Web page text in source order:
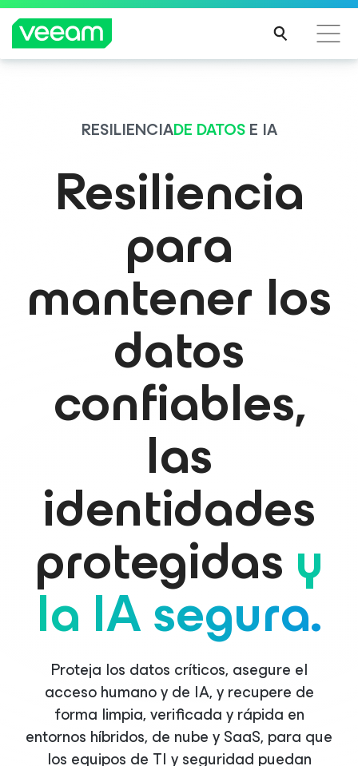
RESILIENCIADE DATOSE IA
Resiliencia
para
mantener los
datos
confiables,
las
identidades
protegidasy
la IA segura.
Proteja los datos críticos, asegure el
acceso humano y de IA, y recupere de
forma limpia, verificada y rápida en
entornos híbridos, de nube y SaaS, para que
los equipos de TI y seguridad puedan